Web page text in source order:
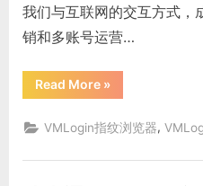
我们与互联网的交互方式，
销和多账号运营…
Read More“多
账
浏
览
如
»
VMLogin指纹浏览器,